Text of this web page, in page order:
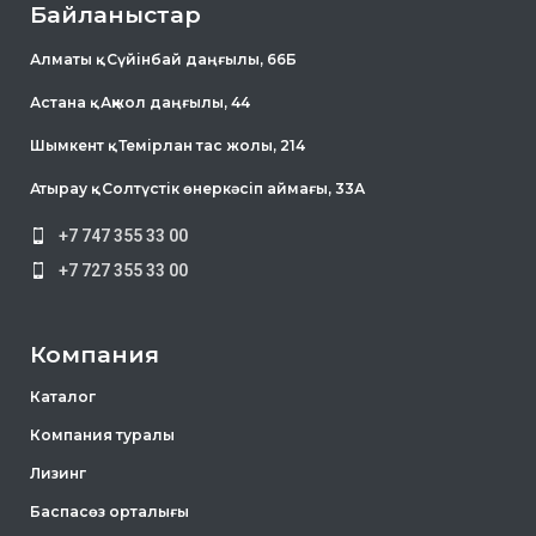
Байланыстар
Алматы қ . Сүйінбай даңғылы, 66Б
Астана қ . Ақжол даңғылы, 44
Шымкент қ . Темірлан тас жолы, 214
Атырау қ . Солтүстік өнеркәсіп аймағы, 33А
+7 747 355 33 00
+7 727 355 33 00
Компания
Каталог
Компания туралы
Лизинг
Баспасөз орталығы